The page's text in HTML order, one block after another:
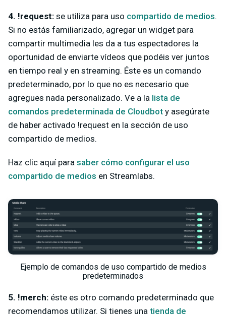
4. !request: se utiliza para uso compartido de medios.
Si no estás familiarizado, agregar un widget para
compartir multimedia les da a tus espectadores la
oportunidad de enviarte vídeos que podéis ver juntos
en tiempo real y en streaming. Éste es un comando
predeterminado, por lo que no es necesario que
agregues nada personalizado. Ve a la lista de
comandos predeterminada de Cloudbot y asegúrate
de haber activado !request en la sección de uso
compartido de medios.
Haz clic aquí para saber cómo configurar el uso
compartido de medios en Streamlabs.
Ejemplo de comandos de uso compartido de medios
predeterminados
5. !merch: éste es otro comando predeterminado que
recomendamos utilizar. Si tienes una tienda de